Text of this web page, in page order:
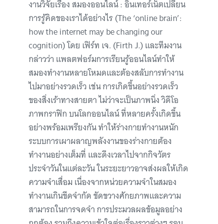
งานวิจัยเรื่อง สมองออนไลน์ : อินเทอร์เน็ตเปลี่ยน
การรู้คิดของเราได้อย่างไร (The ‘online brain’:
how the internet may be changing our
cognition) โดย เฟิร์ท เจ. (Firth J.) และทีมงาน
กล่าวว่า แพลตฟอร์มการเรียนรู้ออนไลน์ทำให้
สมองทำงานหลายโหมดและต้องสลับการทำงาน
ไปมาอย่างรวดเร็ว เช่น การเกิดขึ้นอย่างรวดเร็ว
ของสิ่งเร้าทางสายตา ไม่ว่าจะเป็นภาพนิ่ง วิดีโอ
ภาพกราฟิก บนโลกออนไลน์ ที่หลายครั้งเกิดขึ้น
อย่างพร้อมเพรียงกัน ทำให้ร่างกายทำงานหนัก
ระบบการเผาผลาญพลังงานของร่างกายต้อง
ทำงานอย่างเต็มที่ และดึงเวลาไปจากกิจวัตร
ประจำวันในแต่ละวัน ในระยะยาวอาจส่งผลให้เกิด
ความจำเสื่อม เนื่องจากหน่วยความจำในสมอง
ทำงานเกินขีดจำกัด ขัดขวางศักยภาพและความ
สามารถในการจดจำ การประมวลผลข้อมูลอย่าง